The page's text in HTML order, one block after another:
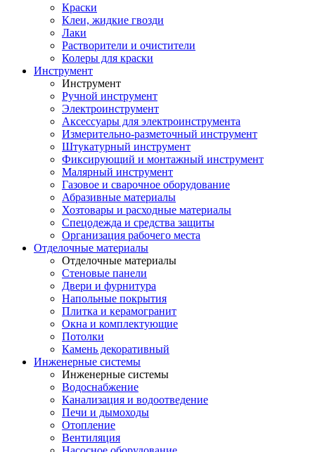
Краски
Клеи, жидкие гвозди
Лаки
Растворители и очистители
Колеры для краски
Инструмент
Инструмент
Ручной инструмент
Электроинструмент
Аксессуары для электроинструмента
Измерительно-разметочный инструмент
Штукатурный инструмент
Фиксирующий и монтажный инструмент
Малярный инструмент
Газовое и сварочное оборудование
Абразивные материалы
Хозтовары и расходные материалы
Спецодежда и средства защиты
Организация рабочего места
Отделочные материалы
Отделочные материалы
Стеновые панели
Двери и фурнитура
Напольные покрытия
Плитка и керамогранит
Окна и комплектующие
Потолки
Камень декоративный
Инженерные системы
Инженерные системы
Водоснабжение
Канализация и водоотведение
Печи и дымоходы
Отопление
Вентиляция